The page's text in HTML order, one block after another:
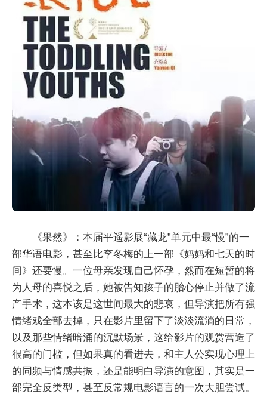
《果然》：本届平遥影展“藏龙”单元中最“慢”的一
部华语电影，甚至比李冬梅的上一部《妈妈和七天的时
间》还要慢。一位母亲发现自己怀孕，然而在短暂的将
为人母的喜悦之后，她被告知孩子的胎心停止并做了流
产手术，这本该是这世间最大的悲哀，但导演把所有强
情绪戏全部去掉，只在影片里留下了淡淡流淌的日常，
以及那些情绪暗涌的沉默场景，这给影片的观赏营造了
很高的门槛，但如果真的看进去，和主人公实现心理上
的同频与情感共振，还是能明白导演的意图，其实是一
部完全反类型，甚至反常规电影语言的一次大胆尝试。